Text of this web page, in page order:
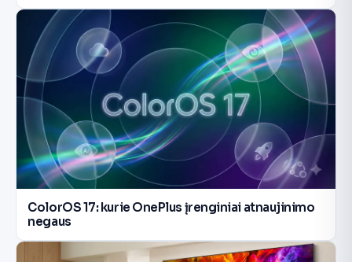
ColorOS 17: kurie OnePlus įrenginiai atnaujinimo
negaus